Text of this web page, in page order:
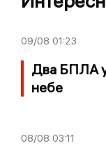
09/08 01:23
Два БПЛА
небе
08/08 03:11